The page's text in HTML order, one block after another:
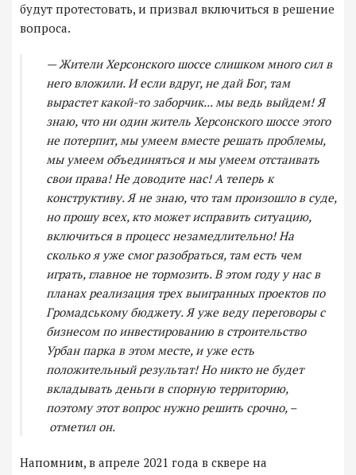
будут протестовать, и призвал включиться в решение
вопроса.
— Жители Херсонского шоссе слишком много сил в
него вложили. И если вдруг, не дай Бог, там
вырастет какой-то заборчик... мы ведь выйдем! Я
знаю, что ни один житель Херсонского шоссе этого
не потерпит, мы умеем вместе решать проблемы,
мы умеем объединяться и мы умеем отстаивать
свои права! Не доводите нас! А теперь к
конструктиву. Я не знаю, что там произошло в суде,
но прошу всех, кто может исправить ситуацию,
включиться в процесс незамедлительно! На
сколько я уже смог разобраться, там есть чем
играть, главное не тормозить. В этом году у нас в
планах реализация трех выигранных проектов по
Громадському бюджету. Я уже веду переговоры с
бизнесом по инвестированию в строительство
Урбан парка в этом месте, и уже есть
положительный результат! Но никто не будет
вкладывать деньги в спорную территорию,
поэтому этот вопрос нужно решить срочно, –
отметил он.
Напомним, в апреле 2021 года в сквере на